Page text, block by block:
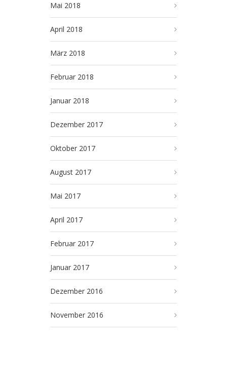
Mai 2018
April 2018
März 2018
Februar 2018
Januar 2018
Dezember 2017
Oktober 2017
August 2017
Mai 2017
April 2017
Februar 2017
Januar 2017
Dezember 2016
November 2016